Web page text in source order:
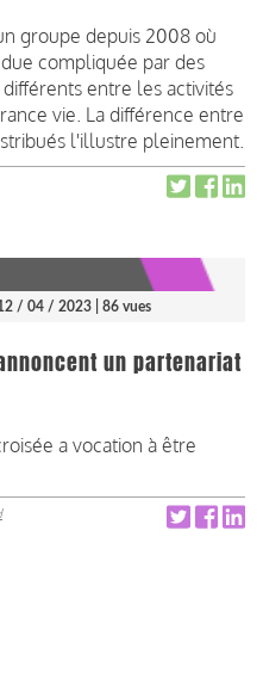
groupe depuis 2008 où
compliquée par des
entre les activités
vie. La différence entre
l'illustre pleinement.
/ 04 / 2023 | 86 vues
un partenariat
a vocation à être